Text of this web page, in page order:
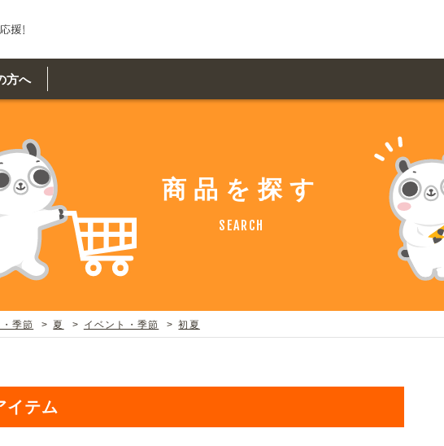
住まい・暮らし
美容・健康 地域・観光
イベント・季節
カルチャー・教養 娯楽
オリジナ
ご利用ガイド トップ
取り扱い商品一覧
既製デザイン商品注文方法
オリジナルオーダー注文方法
お届け納期と配送方法
方へ
初めての方へ トップ
商品について
お客様の声
よくある質問
オリジナルオーダー制作
商品を探す
SEARCH
季節 夏 イベント・季節 初夏
イテム